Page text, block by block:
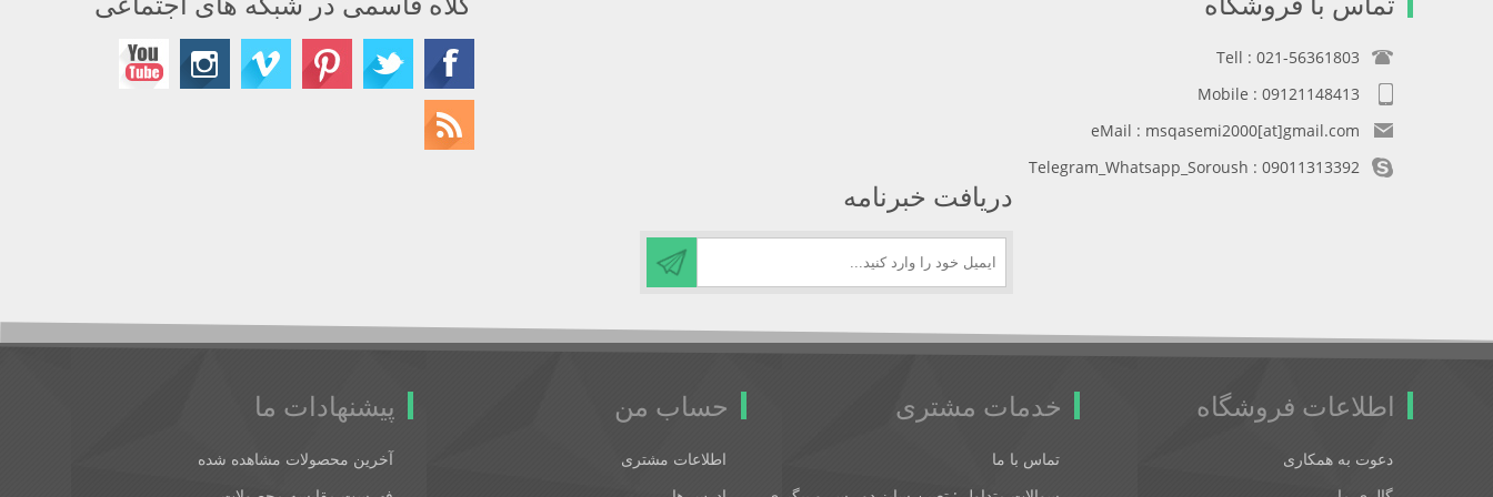
Tell : 021-56361803
Mobile : 09121148413
eMail : msqasemi2000[at]gmail.com
Telegram_Whatsapp_Soroush : 09011313392
دریافت خبرنامه
اطلاعات فروشگاه
دعوت به همکاری
خدمات مشتری
تماس با ما
حساب من
اطلاعات مشتری
پیشنهادات ما
آخرین محصولات مشاهده شده